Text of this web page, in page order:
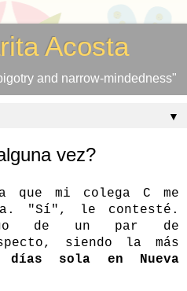
Acosta
and narrow-mindedness"
▼
vez?
que mi colega C me
"Sí", le contesté.
de un par de
siendo la más
días sola en Nueva